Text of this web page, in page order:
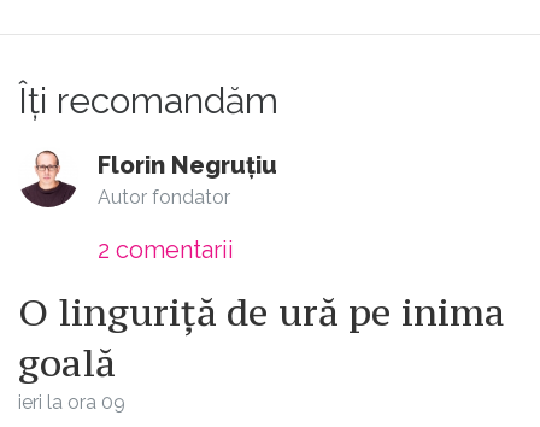
Îți recomandăm
Florin Negruțiu
Autor fondator
2 comentarii
O linguriță de ură pe inima
goală
ieri la ora 09